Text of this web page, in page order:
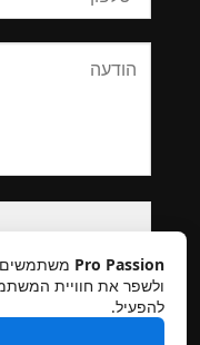
Please
leave
this
field
empty.
Pro Passion משתמשים
ולשפר את חוויית
להפעיל.